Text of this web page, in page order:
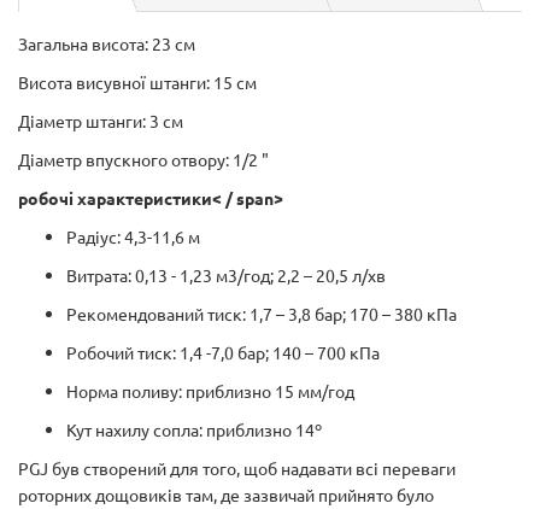
Загальна висота: 23 см
Висота висувної штанги: 15 см
Діаметр штанги: 3 см
Діаметр впускного отвору: 1/2 "
робочі характеристики< / span>
Радіус: 4,3-11,6 м
Витрата: 0,13 - 1,23 м3/год; 2,2 – 20,5 л/хв
Рекомендований тиск: 1,7 – 3,8 бар; 170 – 380 кПа
Робочий тиск: 1,4 -7,0 бар; 140 – 700 кПа
Норма поливу: приблизно 15 мм/год
Кут нахилу сопла: приблизно 14º
PGJ був створений для того, щоб надавати всі переваги
роторних дощовиків там, де зазвичай прийнято було